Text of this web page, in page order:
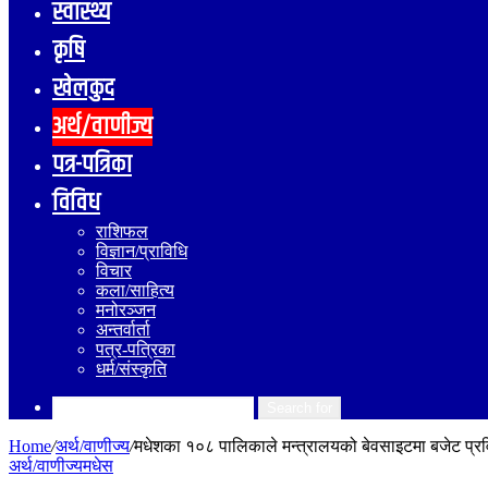
स्वास्थ्य
कृषि
खेलकुद
अर्थ/वाणीज्य
पत्र-पत्रिका
विविध
राशिफल
विज्ञान/प्राविधि
विचार
कला/साहित्य
मनोरञ्जन
अन्तर्वार्ता
पत्र-पत्रिका
धर्म/संस्कृति
Home/अर्थ/वाणीज्य/मधेशका १०८ पालिकाले मन्त्रालयको बेवसाइटमा बजेट
अर्थ/वाणीज्यमधेस